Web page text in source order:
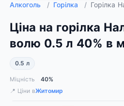
Алкоголь / Горілка / Горілка
Ціна на горілка
волю 0.5 л 40% в
0.5 л
Міцність
40%
📍 Ціни вЖитомир